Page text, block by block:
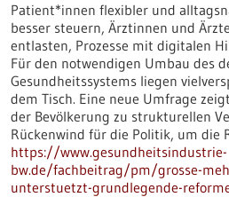
Patient*innen flexibler und
besser steuern, Ärztinnen und
entlasten, Prozesse mit digitalen
Für den notwendigen Umbau des
Gesundheitssystems liegen
dem Tisch. Eine neue Umfrage
der Bevölkerung zu strukturellen
Rückenwind für die Politik, um die
https://www.gesundheitsindustrie-
bw.de/fachbeitrag/pm/grosse-
unterstuetzt-grundlegende-